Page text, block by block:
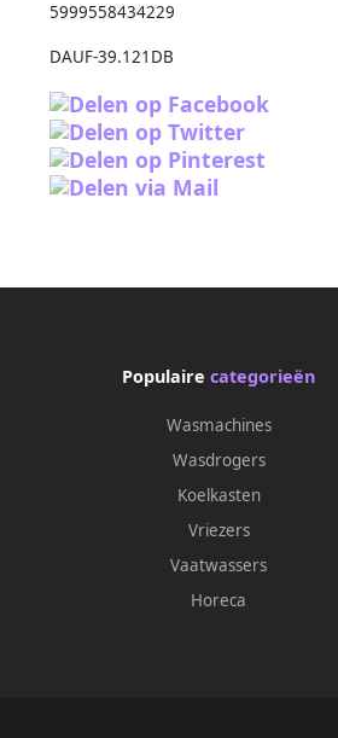
5999558434229
DAUF-39.121DB
Populaire categorieën
Wasmachines
Wasdrogers
Koelkasten
Vriezers
Vaatwassers
Horeca